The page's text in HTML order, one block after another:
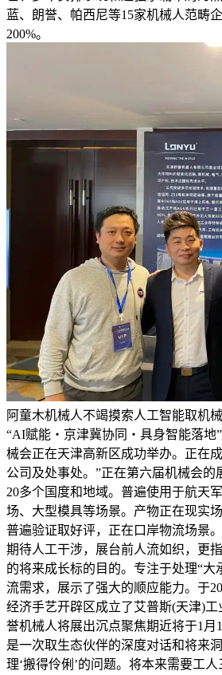
蓝、朗誉、帕西尼等15家机械人范畴
200%。
阿童木机械人不竭摸索人工智能取机
“AI赋能・京津冀协同・具身智能落地
械会正在天津高新区成功举办。正在
公司及处事处。”正在第六届机械会的
20多个国度和地域。普遍使用于航天
场、大型模具等场景。产物正在现实
普遍验证取好评，正在口岸物流场景
期待人工干涉，展台前人流如织，更
的将来成长标的目的。专注于处理“大
流需求，展示了强大的顺应能力。于
经济手艺开辟区成立了艾普斯(天津)
誉机械人将展出沉点聚焦期近将于1月
是一次取生态伙伴的深度对话和将来
理‘搬得伶俐’的问题。将本来需要工